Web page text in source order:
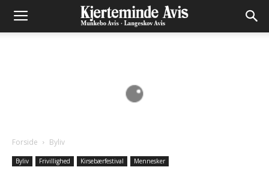
Forside Byliv
Byliv Frivillighed Kirsebærfestival Mennesker